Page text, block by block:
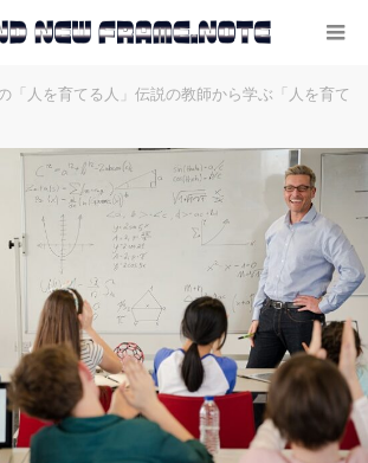
「人を育てる人」伝説の教師から学ぶ「人を育て